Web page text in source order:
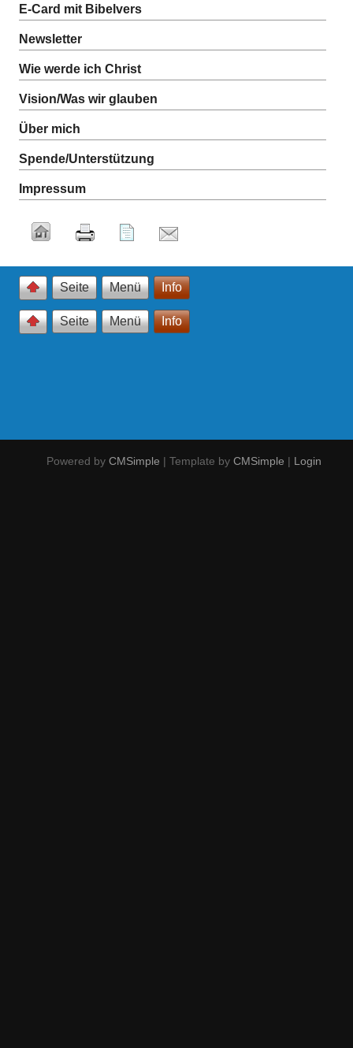
E-Card mit Bibelvers
Newsletter
Wie werde ich Christ
Vision/Was wir glauben
Über mich
Spende/Unterstützung
Impressum
Seite Menü Info
Seite Menü Info
Powered by CMSimple | Template by CMSimple | Login